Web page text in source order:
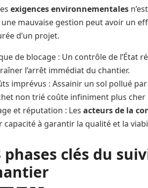
exigences environnementales
mauvaise gestion peut avoir un
d’un projet.
de blocage : Un contrôle de l’État
l’arrêt immédiat du chantier.
imprévus : Assainir un sol pollué
non trié coûte infiniment plus
et réputation : Les acteurs de la
capacité à garantir la qualité et la
phases clés du